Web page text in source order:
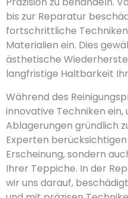
bis zur Reparatur
fortschrittliche
Materialien ein. Dies
ästhetische
langfristige Haltbarkeit
Während des
innovative Techniken ein,
Ablagerungen gründlich
Experten
Erscheinung, sondern
Ihrer Teppiche. In der
wir uns darauf,